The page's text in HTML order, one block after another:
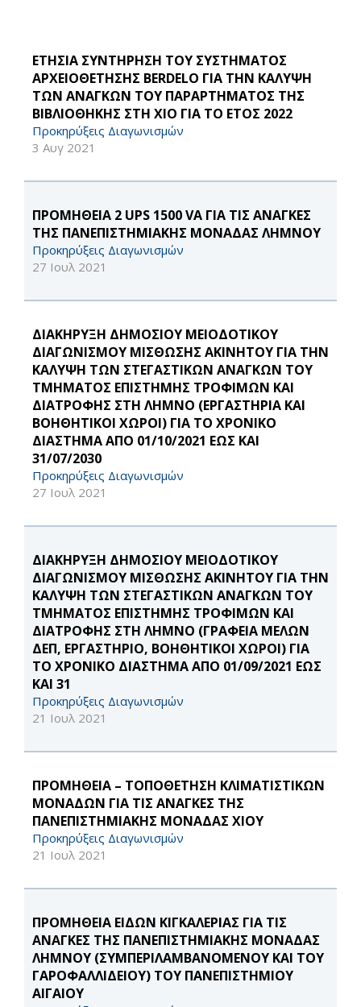
ΕΤΗΣΙΑ ΣΥΝΤΗΡΗΣΗ ΤΟΥ ΣΥΣΤΗΜΑΤΟΣ
ΑΡΧΕΙΟΘΕΤΗΣΗΣ BERDELO ΓΙΑ ΤΗΝ ΚΑΛΥΨΗ
ΤΩΝ ΑΝΑΓΚΩΝ ΤΟΥ ΠΑΡΑΡΤΗΜΑΤΟΣ ΤΗΣ
ΒΙΒΛΙΟΘΗΚΗΣ ΣΤΗ ΧΙΟ ΓΙΑ ΤΟ ΕΤΟΣ 2022
Προκηρύξεις Διαγωνισμών
3 Αυγ 2021
ΠΡΟΜΗΘΕΙΑ 2 UPS 1500 VA ΓΙΑ ΤΙΣ ΑΝΑΓΚΕΣ
ΤΗΣ ΠΑΝΕΠΙΣΤΗΜΙΑΚΗΣ ΜΟΝΑΔΑΣ ΛΗΜΝΟΥ
Προκηρύξεις Διαγωνισμών
27 Ιουλ 2021
ΔΙΑΚΗΡΥΞΗ ΔΗΜΟΣΙΟΥ ΜΕΙΟΔΟΤΙΚΟΥ
ΔΙΑΓΩΝΙΣΜΟΥ ΜΙΣΘΩΣΗΣ ΑΚΙΝΗΤΟΥ ΓΙΑ ΤΗΝ
ΚΑΛΥΨΗ ΤΩΝ ΣΤΕΓΑΣΤΙΚΩΝ ΑΝΑΓΚΩΝ ΤΟΥ
ΤΜΗΜΑΤΟΣ ΕΠΙΣΤΗΜΗΣ ΤΡΟΦΙΜΩΝ ΚΑΙ
ΔΙΑΤΡΟΦΗΣ ΣΤΗ ΛΗΜΝΟ (ΕΡΓΑΣΤΗΡΙΑ ΚΑΙ
ΒΟΗΘΗΤΙΚΟΙ ΧΩΡΟΙ) ΓΙΑ ΤΟ ΧΡΟΝΙΚΟ
ΔΙΑΣΤΗΜΑ ΑΠΟ 01/10/2021 ΕΩΣ ΚΑΙ
31/07/2030
Προκηρύξεις Διαγωνισμών
27 Ιουλ 2021
ΔΙΑΚΗΡΥΞΗ ΔΗΜΟΣΙΟΥ ΜΕΙΟΔΟΤΙΚΟΥ
ΔΙΑΓΩΝΙΣΜΟΥ ΜΙΣΘΩΣΗΣ ΑΚΙΝΗΤΟΥ ΓΙΑ ΤΗΝ
ΚΑΛΥΨΗ ΤΩΝ ΣΤΕΓΑΣΤΙΚΩΝ ΑΝΑΓΚΩΝ ΤΟΥ
ΤΜΗΜΑΤΟΣ ΕΠΙΣΤΗΜΗΣ ΤΡΟΦΙΜΩΝ ΚΑΙ
ΔΙΑΤΡΟΦΗΣ ΣΤΗ ΛΗΜΝΟ (ΓΡΑΦΕΙΑ ΜΕΛΩΝ
ΔΕΠ, ΕΡΓΑΣΤΗΡΙΟ, ΒΟΗΘΗΤΙΚΟΙ ΧΩΡΟΙ) ΓΙΑ
ΤΟ ΧΡΟΝΙΚΟ ΔΙΑΣΤΗΜΑ ΑΠΟ 01/09/2021 ΕΩΣ
ΚΑΙ 31
Προκηρύξεις Διαγωνισμών
21 Ιουλ 2021
ΠΡΟΜΗΘΕΙΑ – ΤΟΠΟΘΕΤΗΣΗ ΚΛΙΜΑΤΙΣΤΙΚΩΝ
ΜΟΝΑΔΩΝ ΓΙΑ ΤΙΣ ΑΝΑΓΚΕΣ ΤΗΣ
ΠΑΝΕΠΙΣΤΗΜΙΑΚΗΣ ΜΟΝΑΔΑΣ ΧΙΟΥ
Προκηρύξεις Διαγωνισμών
21 Ιουλ 2021
ΠΡΟΜΗΘΕΙΑ ΕΙΔΩΝ ΚΙΓΚΑΛΕΡΙΑΣ ΓΙΑ ΤΙΣ
ΑΝΑΓΚΕΣ ΤΗΣ ΠΑΝΕΠΙΣΤΗΜΙΑΚΗΣ ΜΟΝΑΔΑΣ
ΛΗΜΝΟΥ (ΣΥΜΠΕΡΙΛΑΜΒΑΝΟΜΕΝΟΥ ΚΑΙ ΤΟΥ
ΓΑΡΟΦΑΛΛΙΔΕΙΟΥ) ΤΟΥ ΠΑΝΕΠΙΣΤΗΜΙΟΥ
ΑΙΓΑΙΟΥ